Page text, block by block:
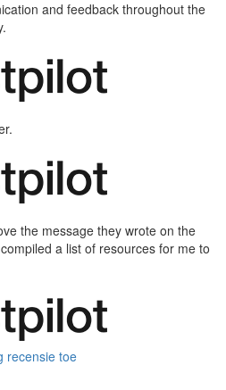
and feedback throughout the
the message they wrote on the
a list of resources for me to
recensie toe